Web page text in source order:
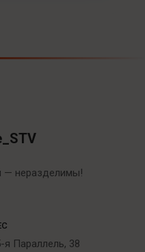
— неразделимы!
я Параллель, 38